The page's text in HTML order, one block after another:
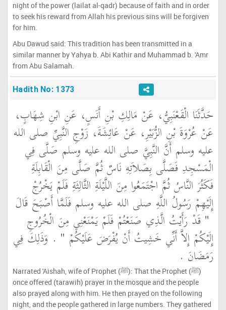
night of the power (lailat al-qadr) because of faith and in order
to seek his reward from Allah his previous sins will be forgiven
for him.
Abu Dawud said: This tradition has been transmitted in a
similar manner by Yahya b. Abi Kathir and Muhammad b. 'Amr
from Abu Salamah.
Hadith No: 1373
حَدَّثَنَا الْقَعْنَبِيُّ، عَنْ مَالِكِ بْنِ أَنَسٍ، عَنِ ابْنِ شِهَابٍ،
عَنْ عُرْوَةَ بْنِ الزُّبَيْرِ، عَنْ عَائِشَةَ، زَوْجِ النَّبِيِّ صلى الله
عليه وسلم أَنَّ النَّبِيَّ صلى الله عليه وسلم صَلَّى فِي
الْمَسْجِدِ فَصَلَّى بِصَلاَتِهِ نَاسٌ ثُمَّ صَلَّى مِنَ الْقَابِلَةِ
فَكَثُرَ النَّاسُ ثُمَّ اجْتَمَعُوا مِنَ اللَّيْلَةِ الثَّالِثَةِ فَلَمْ يَخْرُجْ
إِلَيْهِمْ رَسُولُ اللَّهِ صلى الله عليه وسلم فَلَمَّا أَصْبَحَ قَالَ
"‏ قَدْ رَأَيْتُ الَّذِي صَنَعْتُمْ فَلَمْ يَمْنَعْنِي مِنَ الْخُرُوجِ
إِلَيْكُمْ إِلاَّ أَنِّي خَشِيتُ أَنْ يُفْرَضَ عَلَيْكُمْ ‏" ‏ ‏.‏ وَذَلِكَ فِي
رَمَضَانَ ‏.‏
Narrated 'Aishah, wife of Prophet (ﷺ): That the Prophet (ﷺ)
once offered (tarawih) prayer in the mosque and the people
also prayed along with him. He then prayed on the following
night, and the people gathered in large numbers. They gathered